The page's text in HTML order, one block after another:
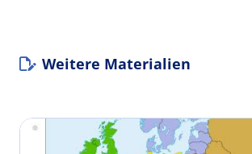
Weitere Materialien